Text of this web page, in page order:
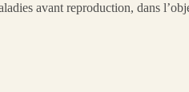
avant reproduction, dans